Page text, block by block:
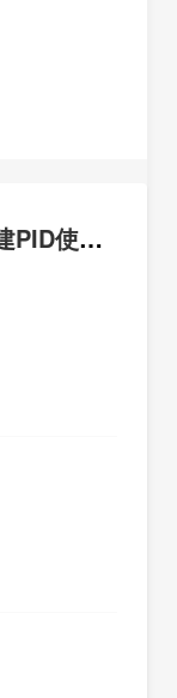
淘客批量创建PID终极版：维易保持登录和批量创建PID使用教程